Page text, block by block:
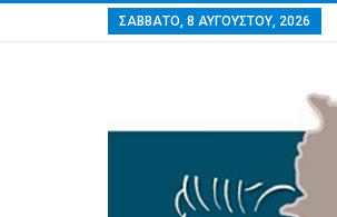
ΣΆΒΒΑΤΟ, 8 ΑΥΓΟΎΣΤΟΥ, 2026